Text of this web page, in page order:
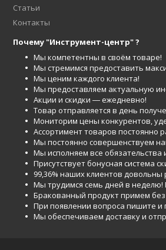
Статьи
Контакты
Почему "Инструмент-центр" ?
Мы компетентны в своём товаре!
Мы стремимся предоставить
Мы ценим каждого клиента!
Мы предоставляем актуальную
Акции и скидки ― ежедневно!
Товар отправляется в день
Мониторим цены конкурентов,
Ассортимент товаров постоянно
Мы постоянно совершенствуем
Мы исполняем все
Присутствует бонусная система
99,36% наших клиентов
Мы трудимся семь дней в
Бракованный продукт примем
При появлении вопроса пишите и
Мы обеспечиваем доставку и